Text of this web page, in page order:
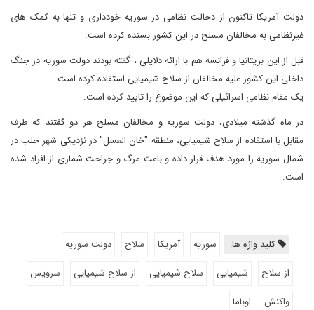
دولت آمریکا تاکنون از دخالت نظامی در سوریه خودداری و تنها به کمک های
غیرنظامی به مخالفان مسلح در این کشور بسنده کرده است.
قبل از این بریتانیا و فرانسه هم با ارائه دلایلی ، گفته بودند دولت سوریه در جنگ
داخلی این کشور علیه مخالفان از سلاح شیمیایی استفاده کرده است.
یک مقام نظامی اسرائیلی که این موضوع را تایید کرده است.
در ماه گذشته میلادی، دولت سوریه و مخالفان مسلح هر دو گفتند که طرف
مقابل با استفاده از سلاح شیمیایی، منطقه "خان العسل" در نزدیکی شهر حلب در
شمال سوریه را مورد هدف قرار داده و باعث مرگ و جراحت شماری از افراد شده
است.
کلید واژه ها: سوریه آمریکا سلاح
دولت سوریه
از سلاح
شیمیایی سلاح شیمیایی از سلاح شیمیایی
سرویس
واکنش
اوباما